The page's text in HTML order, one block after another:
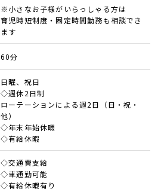
※小さなお子様がいらっしゃる方は
育児時短制度・固定時間勤務も相談でき
ます
60分
日曜、祝日
◇週休2日制
ローテーションによる週2日（日・祝・
他）
◇年末年始休暇
◇有給休暇
◇交通費支給
◇車通勤可能
◇有給休暇有り